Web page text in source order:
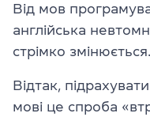
Від мов
англійська
стрімко змінюється.
Відтак,
мові це спроба